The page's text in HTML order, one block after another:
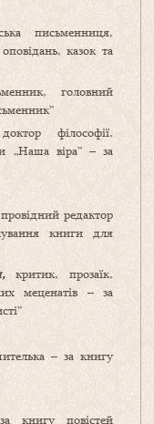
письменниця,
казок та
головний
доктор філософії,
„Наша віра” – за
редактор
книги для
критик, прозаїк,
меценатів – за
– за книгу
книгу повістей